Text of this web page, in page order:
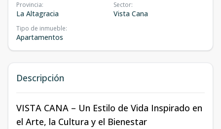
Provincia:
La Altagracia
Sector:
Vista Cana
Tipo de inmueble:
Apartamentos
Descripción
VISTA CANA – Un Estilo de Vida Inspirado en
el Arte, la Cultura y el Bienestar